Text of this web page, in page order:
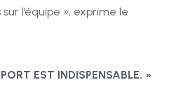
sur l’équipe », exprime le
EST INDISPENSABLE. »